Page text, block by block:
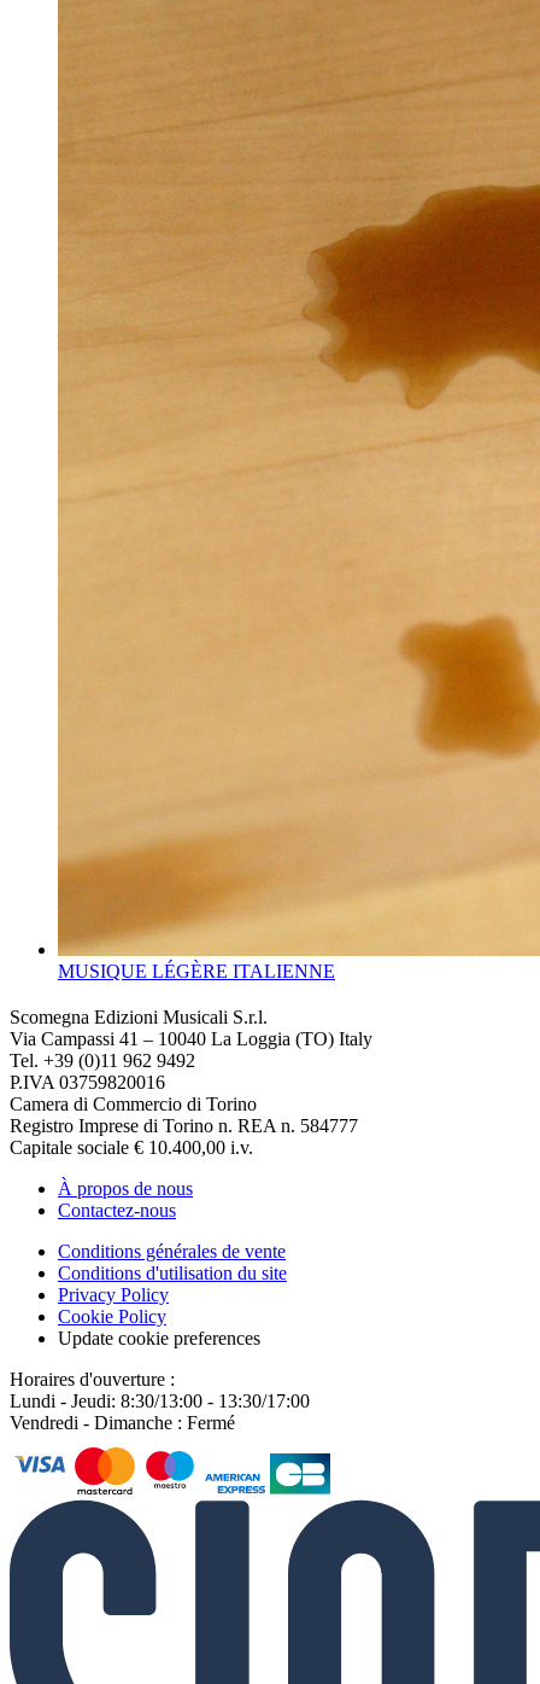
MUSIQUE LÉGÈRE ITALIENNE
Scomegna Edizioni Musicali S.r.l.
Via Campassi 41 – 10040 La Loggia (TO) Italy
Tel. +39 (0)11 962 9492
P.IVA 03759820016
Camera di Commercio di Torino
Registro Imprese di Torino n. REA n. 584777
Capitale sociale € 10.400,00 i.v.
À propos de nous
Contactez-nous
Conditions générales de vente
Conditions d'utilisation du site
Privacy Policy
Cookie Policy
Update cookie preferences
Horaires d'ouverture :
Lundi - Jeudi: 8:30/13:00 - 13:30/17:00
Vendredi - Dimanche : Fermé